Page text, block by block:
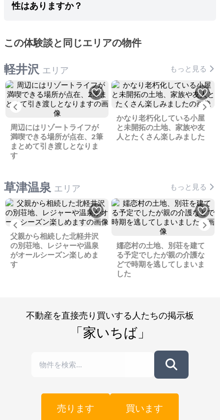
性はありますか？
この体験談と同じエリアの物件
軽井沢 エリア もっと見る
Previous
周辺にはリゾートライフが
満喫できる場所が点在、2筆
まとめて引き渡しとなりま
す
かなり老朽化している小屋
と未開拓の土地、家族や友
人とたくさん楽しみました
草津温泉 エリア もっと見る
Previous
父親から相続した北軽井沢
の別荘地、レジャーや温泉
がオールシーズン楽しめま
す
嬬恋村の土地、別荘を建て
る予定でしたが親の介護な
どで時期を逃してしまいま
した
不動産を直接売り買いする人たちの掲示板
「家いちば」
売ります 買います